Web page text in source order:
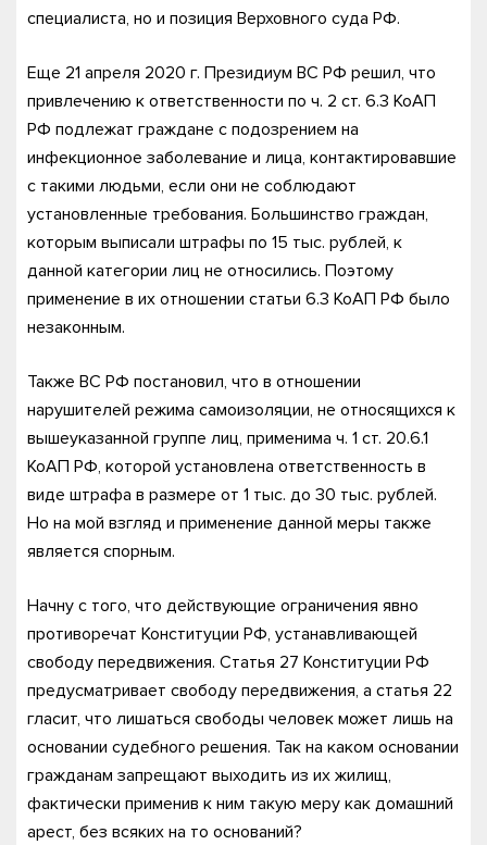
специалиста, но и позиция Верховного суда РФ.
Еще 21 апреля 2020 г. Президиум ВС РФ решил, что
привлечению к ответственности по ч. 2 ст. 6.3 КоАП
РФ подлежат граждане с подозрением на
инфекционное заболевание и лица, контактировавшие
с такими людьми, если они не соблюдают
установленные требования. Большинство граждан,
которым выписали штрафы по 15 тыс. рублей, к
данной категории лиц не относились. Поэтому
применение в их отношении статьи 6.3 КоАП РФ было
незаконным.
Также ВС РФ постановил, что в отношении
нарушителей режима самоизоляции, не относящихся к
вышеуказанной группе лиц, применима ч. 1 ст. 20.6.1
КоАП РФ, которой установлена ответственность в
виде штрафа в размере от 1 тыс. до 30 тыс. рублей.
Но на мой взгляд и применение данной меры также
является спорным.
Начну с того, что действующие ограничения явно
противоречат Конституции РФ, устанавливающей
свободу передвижения. Статья 27 Конституции РФ
предусматривает свободу передвижения, а статья 22
гласит, что лишаться свободы человек может лишь на
основании судебного решения. Так на каком основании
гражданам запрещают выходить из их жилищ,
фактически применив к ним такую меру как домашний
арест, без всяких на то оснований?